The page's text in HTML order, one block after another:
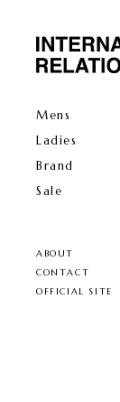
Mens
Ladies
Brand
Sale
ABOUT
CONTACT
OFFICIAL SITE